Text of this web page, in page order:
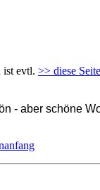
ist evtl. >> diese
- aber schöne